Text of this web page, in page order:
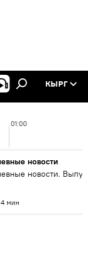
КЫРГ
01:00
новости
новости.
4 мин